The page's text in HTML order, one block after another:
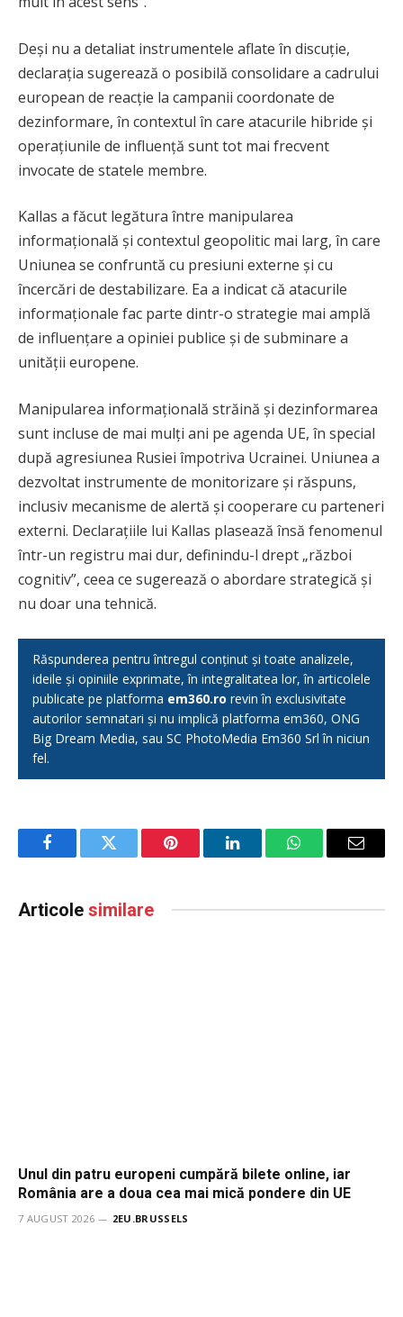
Deși nu a detaliat instrumentele aflate în discuție,
declarația sugerează o posibilă consolidare a cadrului
european de reacție la campanii coordonate de
dezinformare, în contextul în care atacurile hibride și
operațiunile de influență sunt tot mai frecvent
invocate de statele membre.
Kallas a făcut legătura între manipularea
informațională și contextul geopolitic mai larg, în care
Uniunea se confruntă cu presiuni externe și cu
încercări de destabilizare. Ea a indicat că atacurile
informaționale fac parte dintr-o strategie mai amplă
de influențare a opiniei publice și de subminare a
unității europene.
Manipularea informațională străină și dezinformarea
sunt incluse de mai mulți ani pe agenda UE, în special
după agresiunea Rusiei împotriva Ucrainei. Uniunea a
dezvoltat instrumente de monitorizare și răspuns,
inclusiv mecanisme de alertă și cooperare cu parteneri
externi. Declarațiile lui Kallas plasează însă fenomenul
într-un registru mai dur, definindu-l drept „război
cognitiv”, ceea ce sugerează o abordare strategică și
nu doar una tehnică.
Răspunderea pentru întregul conținut și toate analizele,
ideile și opiniile exprimate, în integralitatea lor, în articolele
publicate pe platforma em360.ro revin în exclusivitate
autorilor semnatari și nu implică platforma em360, ONG
Big Dream Media, sau SC PhotoMedia Em360 Srl în niciun
fel.
FacebookTwitter Pinterest LinkedInWhatsAppEmail
Articole similare
Unul din patru europeni cumpără bilete online, iar
România are a doua cea mai mică pondere din UE
7 AUGUST 2026 2EU.BRUSSELS